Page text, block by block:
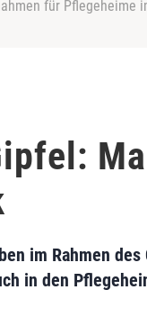
für Pflegeheime
im Rahmen
in den